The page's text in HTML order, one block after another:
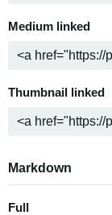
Medium linked
Thumbnail linked
Markdown
Full